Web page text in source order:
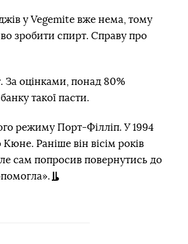
у Vegemite вже нема, тому
зробити спирт. Справу про
За оцінками, понад 80%
такої пасти.
режиму Порт-Філліп. У 1994
Кюне. Раніше він вісім років
сам попросив повернутись до